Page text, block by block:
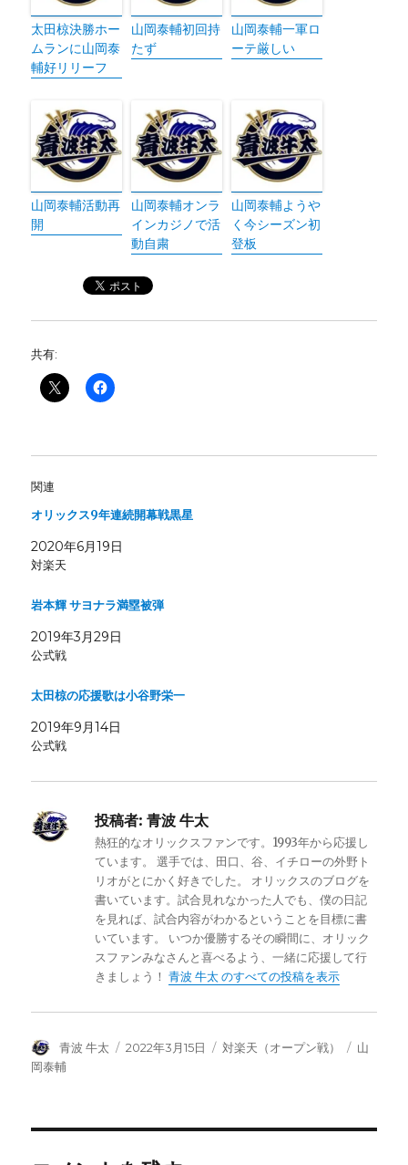
太田椋決勝ホー
ムランに山岡泰
輔好リリーフ
山岡泰輔初回持
たず
山岡泰輔一軍ロ
ーテ厳しい
山岡泰輔活動再
開
山岡泰輔オンラ
インカジノで活
動自粛
山岡泰輔ようや
く今シーズン初
登板
共有:
関連
オリックス9年連続開幕戦黒星
2020年6月19日
対楽天
岩本輝 サヨナラ満塁被弾
2019年3月29日
公式戦
太田椋の応援歌は小谷野栄一
2019年9月14日
公式戦
投稿者: 青波 牛太
熱狂的なオリックスファンです。1993年から応援し
ています。 選手では、田口、谷、イチローの外野ト
リオがとにかく好きでした。 オリックスのブログを
書いています。試合見れなかった人でも、僕の日記
を見れば、試合内容がわかるということを目標に書
いています。 いつか優勝するその瞬間に、オリック
スファンみなさんと喜べるよう、一緒に応援して行
きましょう！青波 牛太 のすべての投稿を表示
投
稿
青波 牛太
投
2022年3月15日
カ
対楽天（オープン戦）
タ
山
岡泰輔